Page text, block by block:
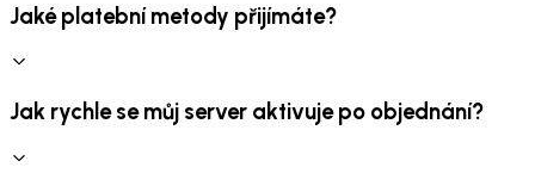
Jaké platební metody přijímáte?
Jak rychle se můj server aktivuje po objednání?